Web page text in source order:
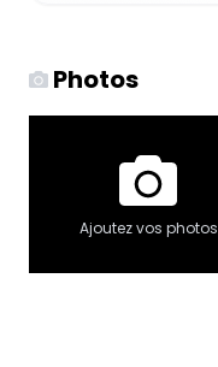
Photos
Ajoutez vos photos